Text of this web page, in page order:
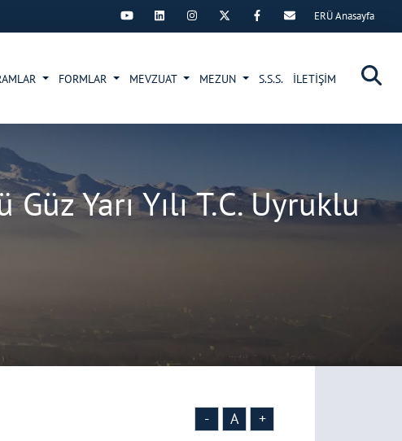
×
ERÜ Anasayfa
FORMLAR MEVZUAT MEZUN S.S.S. İLETİŞİM
Yarı Yılı T.C. Uyruklu
- A +